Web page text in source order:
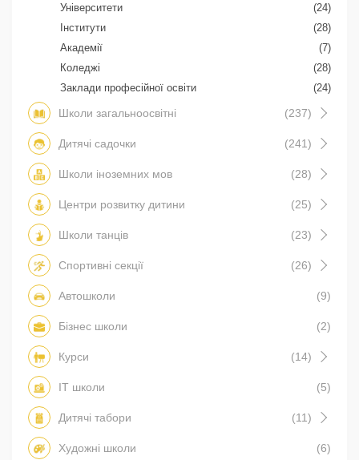
Університети
(24)
Інститути
(28)
Академії
(7)
Коледжі
(28)
Заклади професійної освіти
(24)
Школи загальноосвітні (237)
Дитячі садочки (241)
Школи іноземних мов (28)
Центри розвитку дитини (25)
Школи танців (23)
Спортивні секції (26)
Автошколи (9)
Бізнес школи (2)
Курси (14)
IT школи (5)
Дитячі табори (11)
Художні школи (6)